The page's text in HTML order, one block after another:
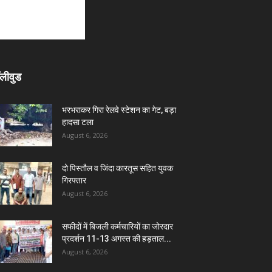
भरभराकर गिरा रेलवे स्टेशन का गेट, बड़ा
हादसा टला
August 6, 2026
दो पिस्तौल व जिंदा कारतूस सहित युवक
गिरफ्तार
August 6, 2026
सफीदों में बिजली कर्मचारियों का जोरदार
प्रदर्शन 11-13 अगस्त की हड़ताल...
August 6, 2026